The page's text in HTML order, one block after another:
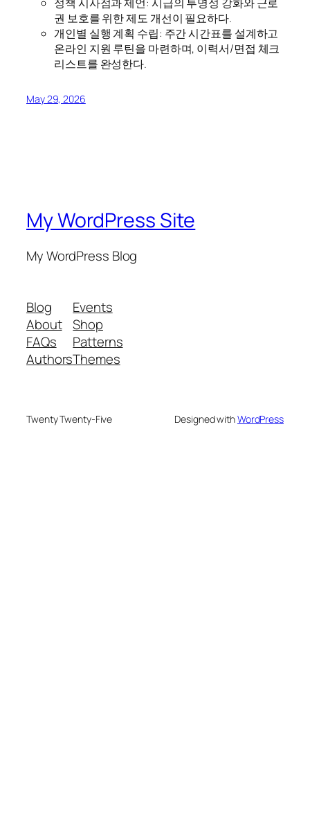
정책 시사점과 제언: 시급의 투명성 강화와 근로
권 보호를 위한 제도 개선이 필요하다.
개인별 실행 계획 수립: 주간 시간표를 설계하고
온라인 지원 루틴을 마련하며, 이력서/면접 체크
리스트를 완성한다.
May 29, 2026
My WordPress Site
My WordPress Blog
Blog
About
FAQs
Authors
Events
Shop
Patterns
Themes
Twenty Twenty-Five Designed withWordPress